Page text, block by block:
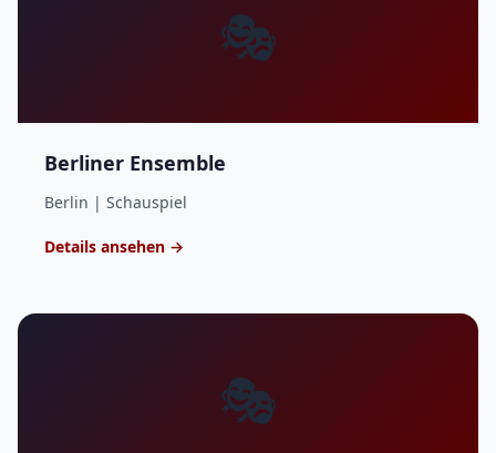
🎭
Berliner Ensemble
Berlin | Schauspiel
Details ansehen →
🎭